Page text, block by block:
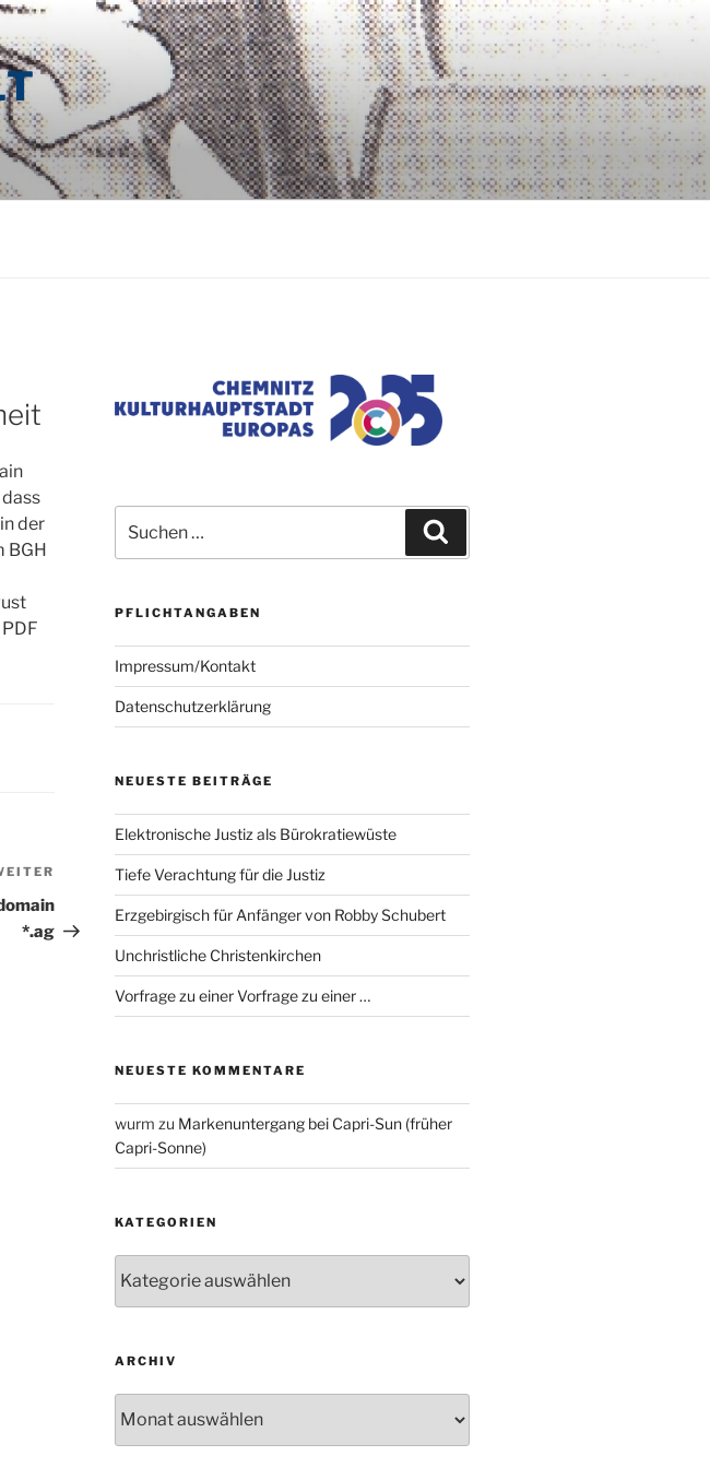
der
BGH
Nächster
Beitrag
*.ag
nach:
PFLICHTANGABEN
Impressum/Kontakt
Datenschutzerklärung
NEUESTE BEITRÄGE
Elektronische Justiz als Bürokratiewüste
Tiefe Verachtung für die Justiz
Erzgebirgisch für Anfänger von Robby Schubert
Unchristliche Christenkirchen
Vorfrage zu einer Vorfrage zu einer …
NEUESTE KOMMENTARE
wurm zu Markenuntergang bei Capri-Sun (früher
Capri-Sonne)
KATEGORIEN
ARCHIV